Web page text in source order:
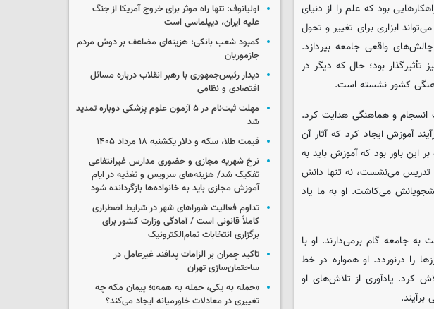
بود که علم را از دنیای
ابزاری برای تغییر و تحول
واقعی جامعه بپردازد.
بود؛ حال که دیگر در
کشور نشسته است.
انسجام و هماهنگی هدایت کرد.
آموزش ایجاد کرد که آثار آن
باور بود که آموزش باید به
تدریس می‌نشست، نه تنها دانش
می‌کاشت. او به ما یاد
جامعه گام برمی‌دارند. او با
را درنوردد. او همواره در خط
کرد. یادآوری از تلاش‌های او
اولیانوف: تنها راه موثر برای خروج آمریکا از جنگ
علیه ایران، دیپلماسی است
کمبود شعب بانکی؛ هزینه‌ای مضاعف بر دوش مردم
جازموریان
دیدار رئیس‌جمهوری با رهبر انقلاب درباره مسائل
اقتصادی و نظامی
مهلت ثبت‌نام در ۵ آزمون علوم پزشکی دوباره تمدید
شد
قیمت طلا، سکه و دلار یکشنبه ۱۸ مرداد ۱۴۰۵
نرخ شهریه مجازی و حضوری مدارس غیرانتفاعی
تفکیک شد/ هزینه‌های سرویس و تغذیه در ایام
آموزش مجازی باید به خانواده‌ها بازگردانده شود
تداوم فعالیت شوراهای شهر در شرایط اضطراری
کاملاً قانونی است / آمادگی وزارت کشور برای
برگزاری انتخابات تمام‌الکترونیک
تاکید چمران بر الزامات پدافند غیرعامل در
ساختمان‌سازی تهران
«حمله به یکی، حمله به همه»؛ پیمان مکه چه
تغییری در معادلات خاورمیانه ایجاد می‌کند؟